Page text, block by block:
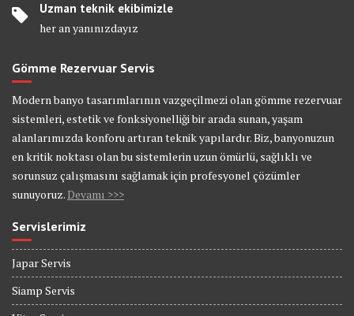
Uzman teknik ekibimizle
her an yanınızdayız
Gömme Rezervuar Servis
Modern banyo tasarımlarının vazgeçilmezi olan gömme rezervuar
sistemleri, estetik ve fonksiyonelliği bir arada sunan, yaşam
alanlarımızda konforu artıran teknik yapılardır. Biz, banyonuzun
en kritik noktası olan bu sistemlerin uzun ömürlü, sağlıklı ve
sorunsuz çalışmasını sağlamak için profesyonel çözümler
sunuyoruz.Devamı >>>
Servislerimiz
Japar Servis
Siamp Servis